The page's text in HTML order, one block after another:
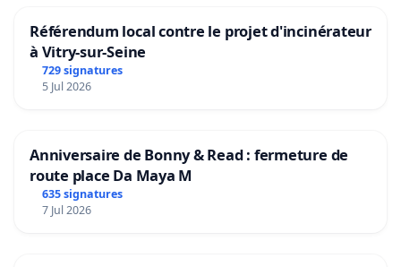
Référendum local contre le projet d'incinérateur
à Vitry-sur-Seine
729 signatures
5 Jul 2026
Anniversaire de Bonny & Read : fermeture de
route place Da Maya M
635 signatures
7 Jul 2026